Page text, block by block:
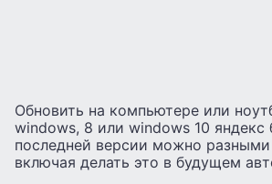
Обновить на компьютере или
windows, 8 или windows 10 яндекс
последней версии можно
включая делать это в будущем